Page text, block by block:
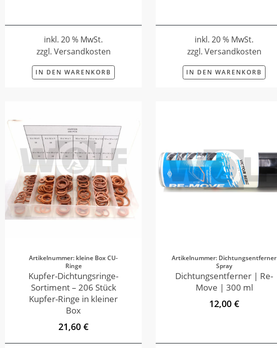
inkl. 20 % MwSt.
zzgl. Versandkosten
IN DEN WARENKORB
inkl. 20 % MwSt.
zzgl. Versandkosten
IN DEN WARENKORB
Artikelnummer: kleine Box CU-
Ringe
Kupfer-Dichtungsringe-
Sortiment – 206 Stück
Kupfer-Ringe in kleiner
Box
21,60 €
Artikelnummer: Dichtungsentferner
Spray
Dichtungsentferner | Re-
Move | 300 ml
12,00 €